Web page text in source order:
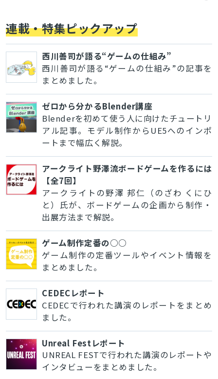
連載・特集ピックアップ
西川善司が語る“ゲームの仕組み”
西川善司が語る“ゲームの仕組み”の記事を
まとめました。
ゼロから分かるBlender講座
Blenderを初めて使う人に向けたチュートリ
アル記事。モデル制作からUE5へのインポ
ートまで幅広く解説。
アークライト野澤流ボードゲームを作るには
【全7回】
アークライトの野澤 邦仁（のざわ くにひ
と）氏が、ボードゲームの企画から制作・
出展方法まで解説。
ゲーム制作定番の○○
ゲーム制作の定番ツールやイベント情報を
まとめました。
CEDECレポート
CEDECで行われた講演のレポートをまとめ
ました。
Unreal Festレポート
UNREAL FESTで行われた講演のレポートや
インタビューをまとめました。